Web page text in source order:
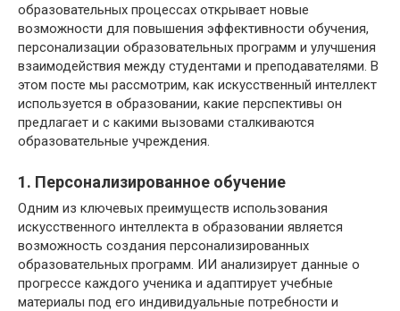
образовательных процессах открывает новые
возможности для повышения эффективности обучения,
персонализации образовательных программ и улучшения
взаимодействия между студентами и преподавателями. В
этом посте мы рассмотрим, как искусственный интеллект
используется в образовании, какие перспективы он
предлагает и с какими вызовами сталкиваются
образовательные учреждения.
1. Персонализированное обучение
Одним из ключевых преимуществ использования
искусственного интеллекта в образовании является
возможность создания персонализированных
образовательных программ. ИИ анализирует данные о
прогрессе каждого ученика и адаптирует учебные
материалы под его индивидуальные потребности и